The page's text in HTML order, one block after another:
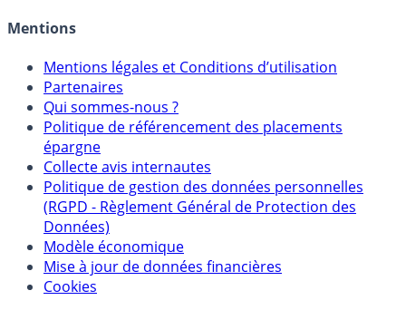
Mentions
Mentions légales et Conditions d’utilisation
Partenaires
Qui sommes-nous ?
Politique de référencement des placements
épargne
Collecte avis internautes
Politique de gestion des données personnelles
(RGPD - Règlement Général de Protection des
Données)
Modèle économique
Mise à jour de données financières
Cookies